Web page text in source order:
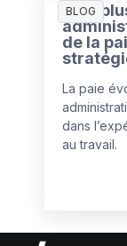
BLOG
Bien
de la
La paie
dans
au travail.